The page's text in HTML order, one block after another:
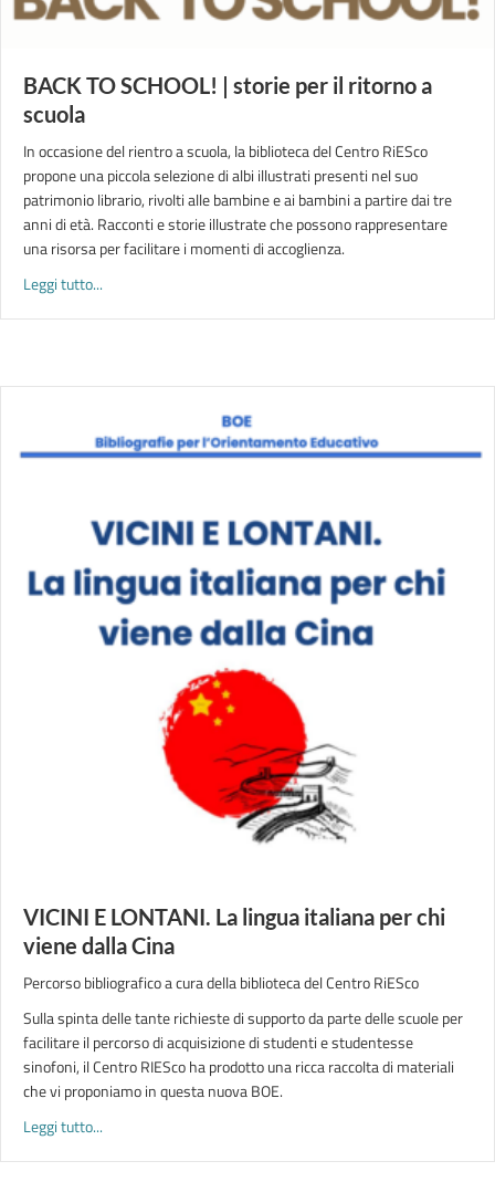
BACK TO SCHOOL! | storie per il ritorno a
scuola
In occasione del rientro a scuola, la biblioteca del Centro RiESco
propone una piccola selezione di albi illustrati presenti nel suo
patrimonio librario, rivolti alle bambine e ai bambini a partire dai tre
anni di età. Racconti e storie illustrate che possono rappresentare
una risorsa per facilitare i momenti di accoglienza.
Leggi tutto...
VICINI E LONTANI. La lingua italiana per chi
viene dalla Cina
Percorso bibliografico a cura della biblioteca del Centro RiESco
Sulla spinta delle tante richieste di supporto da parte delle scuole per
facilitare il percorso di acquisizione di studenti e studentesse
sinofoni, il Centro RIESco ha prodotto una ricca raccolta di materiali
che vi proponiamo in questa nuova BOE.
Leggi tutto...